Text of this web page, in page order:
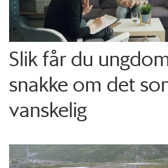
Slik får du
snakke om det
vanskelig